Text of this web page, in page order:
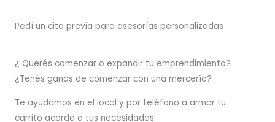
Pedí un cita previa para asesorías personalizadas
¿ Querés comenzar o expandir tu emprendimiento?
¿Tenés ganas de comenzar con una mercería?
Te ayudamos en el local y por teléfono a armar tu
carrito acorde a tus necesidades.